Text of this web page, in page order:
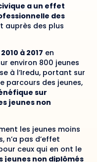
a un effet
des
auprès des plus
à 2017 en
environ 800 jeunes
à l’Iredu, portant sur
parcours des jeunes,
sur
jeunes non
les jeunes moins
n’a pas d’effet
ceux qui en ont le
jeunes non diplômés